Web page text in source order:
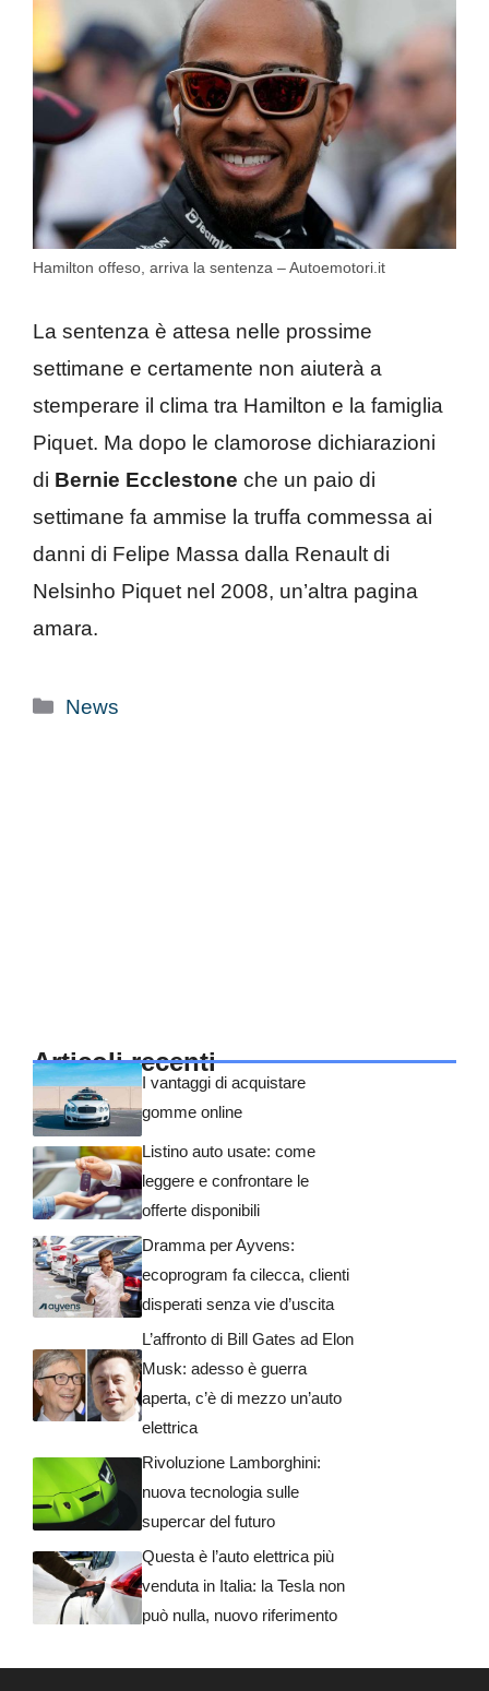
Hamilton offeso, arriva la sentenza – Autoemotori.it
La sentenza è attesa nelle prossime
settimane e certamente non aiuterà a
stemperare il clima tra Hamilton e la famiglia
Piquet. Ma dopo le clamorose dichiarazioni
di Bernie Ecclestone che un paio di
settimane fa ammise la truffa commessa ai
danni di Felipe Massa dalla Renault di
Nelsinho Piquet nel 2008, un’altra pagina
amara.
Categorie
News
Articoli recenti
I vantaggi di acquistare
gomme online
Listino auto usate: come
leggere e confrontare le
offerte disponibili
Dramma per Ayvens:
ecoprogram fa cilecca, clienti
disperati senza vie d’uscita
L’affronto di Bill Gates ad Elon
Musk: adesso è guerra
aperta, c’è di mezzo un’auto
elettrica
Rivoluzione Lamborghini:
nuova tecnologia sulle
supercar del futuro
Questa è l’auto elettrica più
venduta in Italia: la Tesla non
può nulla, nuovo riferimento